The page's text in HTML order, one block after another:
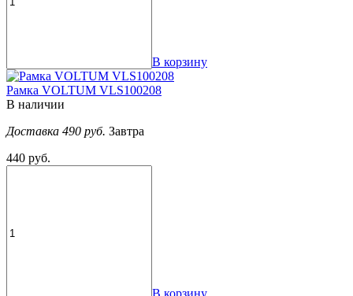
В корзину
Рамка VOLTUM VLS100208
В наличии
Доставка 490 руб. Завтра
440 руб.